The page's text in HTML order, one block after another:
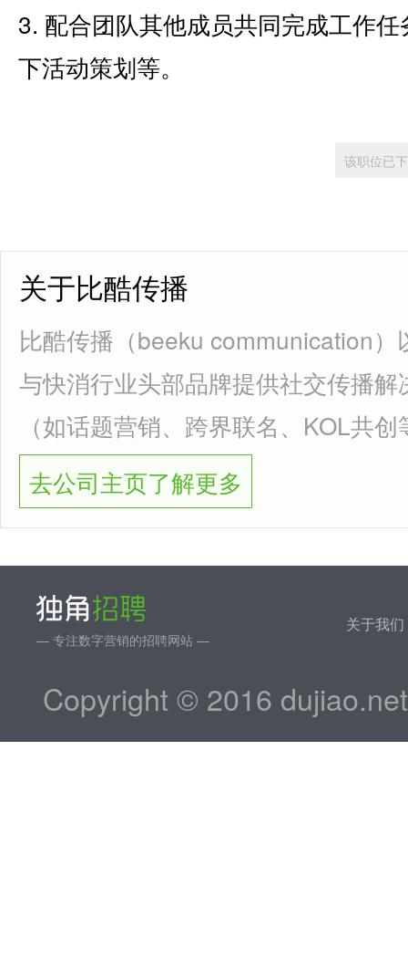
3. 配合团队其他成员共同完成工作
下活动策划等。
该职位已
关于比酷传播
比酷传播（beeku communication）
与快消行业头部品牌提供社交传播
（如话题营销、跨界联名、KOL共创
去公司主页了解更多
— 专注数字营销的招聘网站 —
关于我们
Copyright © 2016